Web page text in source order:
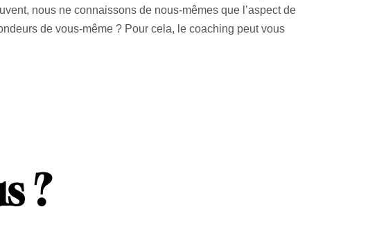
nous ne connaissons de nous-mêmes que l’aspect de
de vous-même ? Pour cela, le coaching peut vous
?